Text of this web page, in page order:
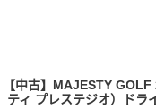
【中古】MAJESTY
ティ プレステジオ）ドラ